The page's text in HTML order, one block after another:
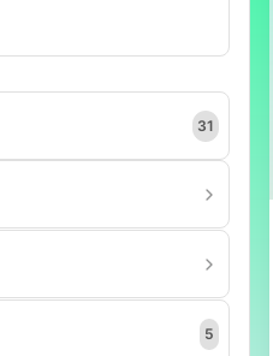
31
5